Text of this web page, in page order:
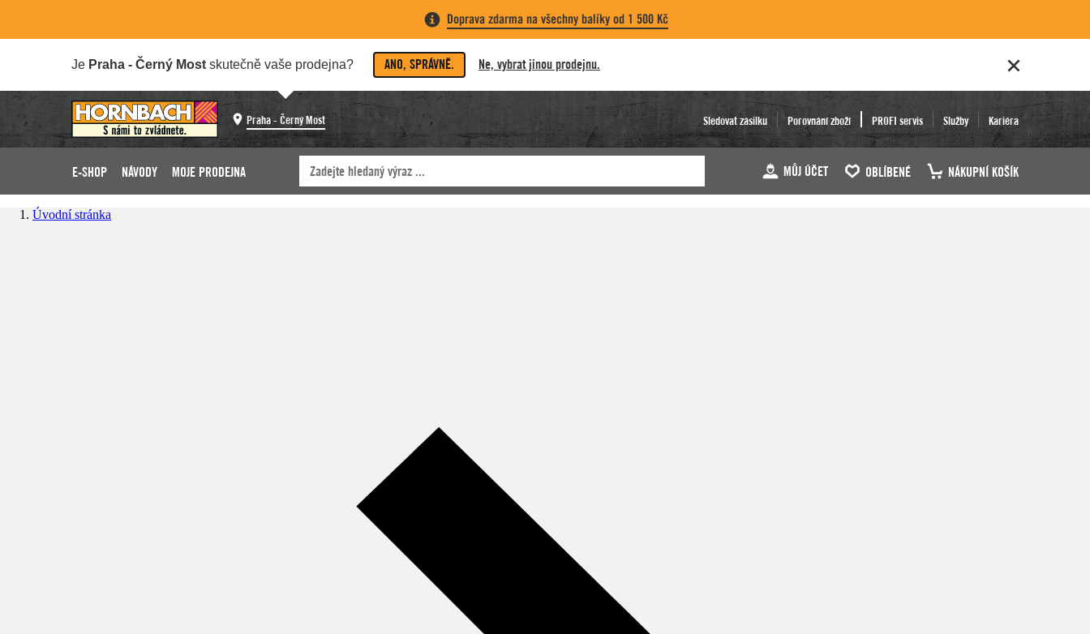
Doprava zdarma na všechny balíky od 1 500 Kč
Je Praha - Černý Most skutečně vaše prodejna? ANO, SPRÁVNĚ. Ne, vybrat jinou prodejnu.
Praha - Černý Most Sledovat zásilku Porovnání zboží PROFI servis Služby Kariéra
E-SHOP NÁVODY MOJE PRODEJNA MŮJ ÚČET OBLÍBENÉ NÁKUPNÍ KOŠÍK
Úvodní stránka